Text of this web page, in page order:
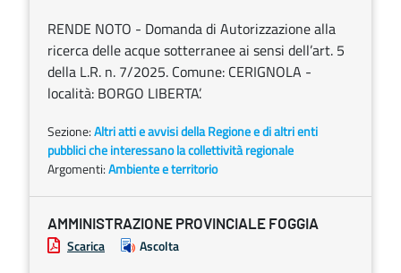
RENDE NOTO - Domanda di Autorizzazione alla
ricerca delle acque sotterranee ai sensi dell’art. 5
della L.R. n. 7/2025. Comune: CERIGNOLA -
località: BORGO LIBERTA’.
Sezione:Altri atti e avvisi della Regione e di altri enti
pubblici che interessano la collettività regionale
Argomenti:Ambiente e territorio
AMMINISTRAZIONE PROVINCIALE FOGGIA
Scarica Ascolta